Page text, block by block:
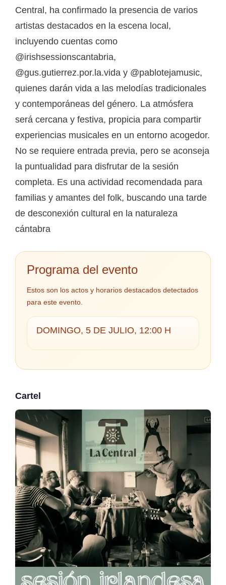
Central, ha confirmado la presencia de varios
artistas destacados en la escena local,
incluyendo cuentas como
@irishsessionscantabria,
@gus.gutierrez.por.la.vida y @pablotejamusic,
quienes darán vida a las melodías tradicionales
y contemporáneas del género. La atmósfera
será cercana y festiva, propicia para compartir
experiencias musicales en un entorno acogedor.
No se requiere entrada previa, pero se aconseja
la puntualidad para disfrutar de la sesión
completa. Es una actividad recomendada para
familias y amantes del folk, buscando una tarde
de desconexión cultural en la naturaleza
cántabra
Programa del evento
Estos son los actos y horarios destacados detectados
para este evento.
DOMINGO, 5 DE JULIO, 12:00 H
Cartel